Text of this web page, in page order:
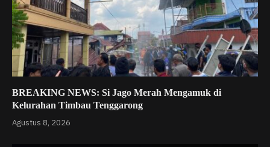
BREAKING NEWS: Si Jago Merah Mengamuk di
Kelurahan Timbau Tenggarong
Agustus 8, 2026